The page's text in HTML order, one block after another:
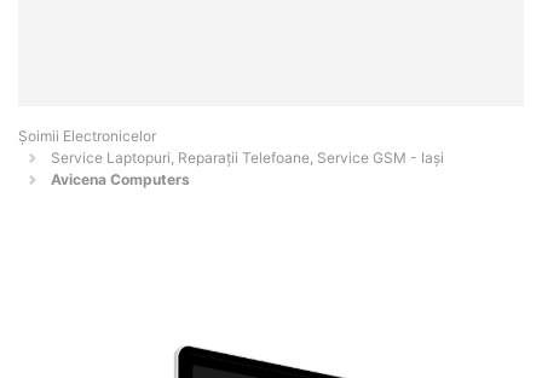
Șoimii Electronicelor
Service Laptopuri, Reparații Telefoane, Service GSM - Iaşi
Avicena Computers